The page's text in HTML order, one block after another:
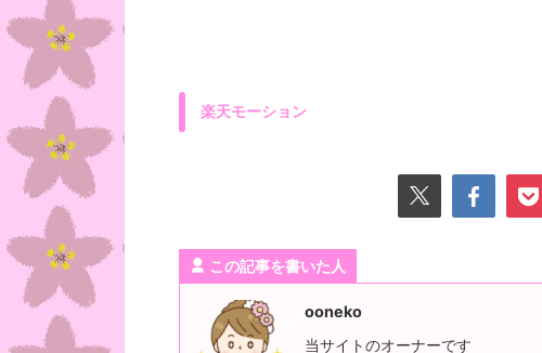
楽天モーション
この記事を書いた人
ooneko
当サイトのオーナーです